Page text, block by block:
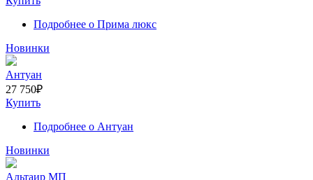
Подробнее о Прима люкс
Новинки
Антуан
27 750₽
Купить
Подробнее о Антуан
Новинки
Альтаир МП